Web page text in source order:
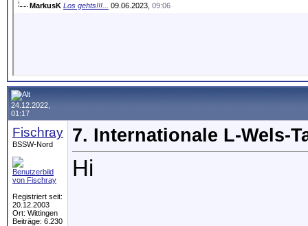
MarkusK Los gehts!!!... 09.06.2023, 09:06
24.12.2022,
01:17
Fischray
BSSW-Nord
Registriert seit:
20.12.2003
Ort: Wittingen
Beiträge: 6.230
7. Internationale L-Wels-
Hi